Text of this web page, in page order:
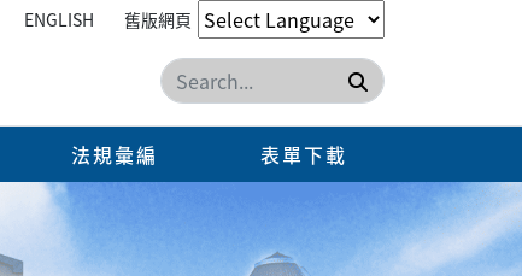
ENGLISH 舊版網頁
搜尋
法規彙編 表單下載